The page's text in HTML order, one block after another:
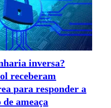
inversa?
receberam
para responder a
ameaça